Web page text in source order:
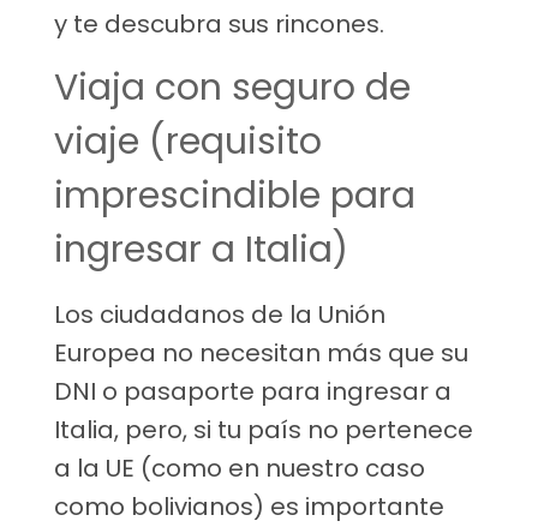
y te descubra sus rincones.
Viaja con seguro de
viaje (requisito
imprescindible para
ingresar a Italia)
Los ciudadanos de la Unión
Europea no necesitan más que su
DNI o pasaporte para ingresar a
Italia, pero, si tu país no pertenece
a la UE (como en nuestro caso
como bolivianos) es importante